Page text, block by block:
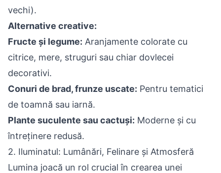
vechi).
Alternative creative:
Fructe și legume: Aranjamente colorate cu
citrice, mere, struguri sau chiar dovlecei
decorativi.
Conuri de brad, frunze uscate: Pentru tematici
de toamnă sau iarnă.
Plante suculente sau cactuși: Moderne și cu
întreținere redusă.
2. Iluminatul: Lumânări, Felinare și Atmosferă
Lumina joacă un rol crucial în crearea unei